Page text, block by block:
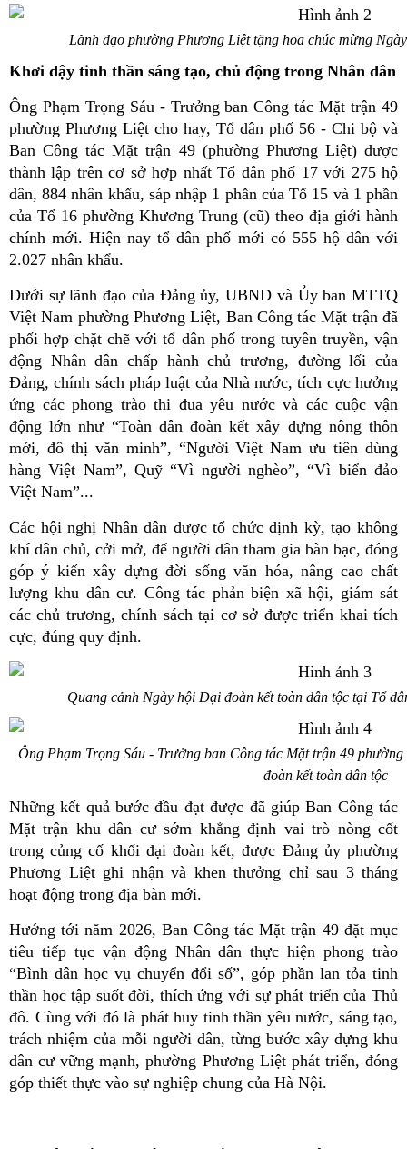
Lãnh đạo phường Phương Liệt tặng hoa chúc mừng
Khơi dậy tinh thần sáng tạo, chủ động trong Nhân dân
Ông Phạm Trọng Sáu - Trưởng ban Công tác Mặt trận 49
phường Phương Liệt cho hay, Tổ dân phố 56 - Chi bộ và
Ban Công tác Mặt trận 49 (phường Phương Liệt) được
thành lập trên cơ sở hợp nhất Tổ dân phố 17 với 275 hộ
dân, 884 nhân khẩu, sáp nhập 1 phần của Tổ 15 và 1 phần
của Tổ 16 phường Khương Trung (cũ) theo địa giới hành
chính mới. Hiện nay tổ dân phố mới có 555 hộ dân với
2.027 nhân khẩu.
Dưới sự lãnh đạo của Đảng ủy, UBND và Ủy ban MTTQ
Việt Nam phường Phương Liệt, Ban Công tác Mặt trận đã
phối hợp chặt chẽ với tổ dân phố trong tuyên truyền, vận
động Nhân dân chấp hành chủ trương, đường lối của
Đảng, chính sách pháp luật của Nhà nước, tích cực hưởng
ứng các phong trào thi đua yêu nước và các cuộc vận
động lớn như “Toàn dân đoàn kết xây dựng nông thôn
mới, đô thị văn minh”, “Người Việt Nam ưu tiên dùng
hàng Việt Nam”, Quỹ “Vì người nghèo”, “Vì biển đảo
Việt Nam”...
Các hội nghị Nhân dân được tổ chức định kỳ, tạo không
khí dân chủ, cởi mở, để người dân tham gia bàn bạc, đóng
góp ý kiến xây dựng đời sống văn hóa, nâng cao chất
lượng khu dân cư. Công tác phản biện xã hội, giám sát
các chủ trương, chính sách tại cơ sở được triển khai tích
cực, đúng quy định.
Quang cảnh Ngày hội Đại đoàn kết toàn dân tộc tại Tổ
Ông Phạm Trọng Sáu - Trưởng ban Công tác Mặt trận 49
đoàn kết toàn dân tộc
Những kết quả bước đầu đạt được đã giúp Ban Công tác
Mặt trận khu dân cư sớm khẳng định vai trò nòng cốt
trong củng cố khối đại đoàn kết, được Đảng ủy phường
Phương Liệt ghi nhận và khen thưởng chỉ sau 3 tháng
hoạt động trong địa bàn mới.
Hướng tới năm 2026, Ban Công tác Mặt trận 49 đặt mục
tiêu tiếp tục vận động Nhân dân thực hiện phong trào
“Bình dân học vụ chuyển đổi số”, góp phần lan tỏa tinh
thần học tập suốt đời, thích ứng với sự phát triển của Thủ
đô. Cùng với đó là phát huy tinh thần yêu nước, sáng tạo,
trách nhiệm của mỗi người dân, từng bước xây dựng khu
dân cư vững mạnh, phường Phương Liệt phát triển, đóng
góp thiết thực vào sự nghiệp chung của Hà Nội.